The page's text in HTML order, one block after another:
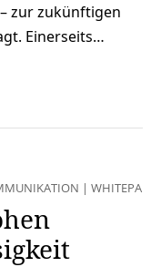
zur zukünftigen
Einerseits…
|